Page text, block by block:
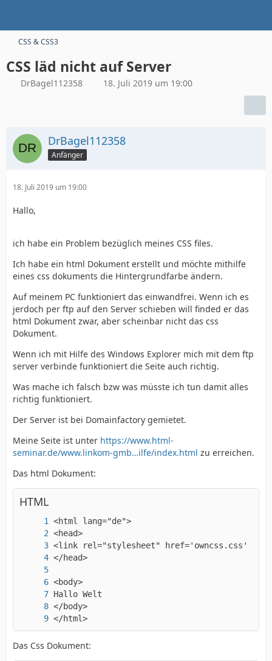
CSS & CSS3
CSS läd nicht auf Server
DrBagel112358 18. Juli 2019 um 19:00
DrBagel112358
Anfänger
18. Juli 2019 um 19:00
Hallo,
ich habe ein Problem bezüglich meines CSS files.
Ich habe ein html Dokument erstellt und möchte mithilfe
eines css dokuments die Hintergrundfarbe ändern.
Auf meinem PC funktioniert das einwandfrei. Wenn ich es
jerdoch per ftp auf den Server schieben will finded er das
html Dokument zwar, aber scheinbar nicht das css
Dokument.
Wenn ich mit Hilfe des Windows Explorer mich mit dem ftp
server verbinde funktioniert die Seite auch richtig.
Was mache ich falsch bzw was müsste ich tun damit alles
richtig funktioniert.
Der Server ist bei Domainfactory gemietet.
Meine Seite ist unter https://www.html-
seminar.de/www.linkom-gmb…ilfe/index.html zu erreichen.
Das html Dokument:
HTML
</html>
Das Css Dokument: